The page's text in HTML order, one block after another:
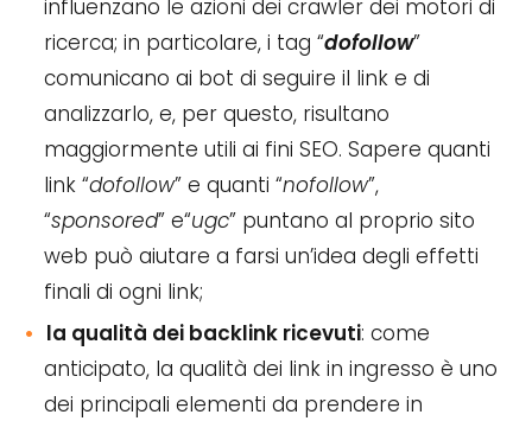
influenzano le azioni dei crawler dei motori di
ricerca; in particolare, i tag “dofollow”
comunicano ai bot di seguire il link e di
analizzarlo, e, per questo, risultano
maggiormente utili ai fini SEO. Sapere quanti
link “dofollow” e quanti “nofollow”,
“sponsored” e“ugc” puntano al proprio sito
web può aiutare a farsi un’idea degli effetti
finali di ogni link;
la qualità dei backlink ricevuti: come
anticipato, la qualità dei link in ingresso è uno
dei principali elementi da prendere in